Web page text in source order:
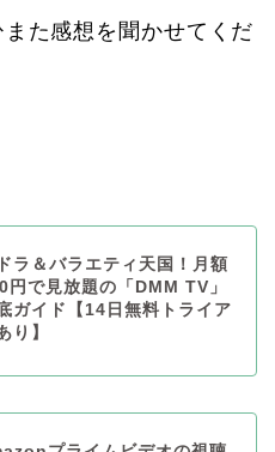
た感想を聞かせてくだ
ラ＆バラエティ天国！月額
円で見放題の「DMM TV」
ガイド【14日無料トライア
り】